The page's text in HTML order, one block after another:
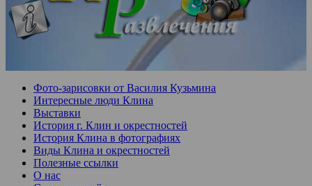
Фото-зарисовки от Василия Кузьмина
Интересные люди Клина
Выставки
История г. Клин и окрестностей
История Клина в фотографиях
Виды Клина и окрестностей
Полезные ссылки
О нас